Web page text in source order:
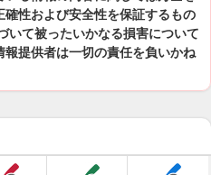
性および安全性を保証するもの
いて被ったいかなる損害について
提供者は一切の責任を負いかね